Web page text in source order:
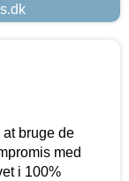
bruge de
med
i 100%